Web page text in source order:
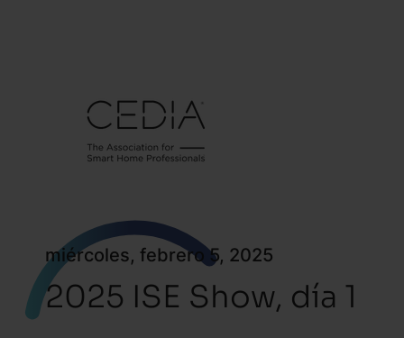
miércoles, febrero 5, 2025
2025 ISE Show, día 1